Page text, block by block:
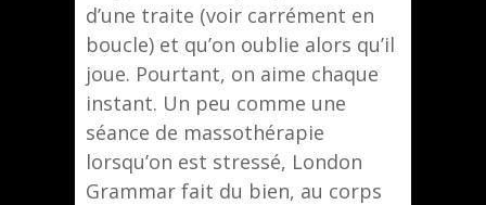
d’une traite (voir carrément en
boucle) et qu’on oublie alors qu’il
joue. Pourtant, on aime chaque
instant. Un peu comme une
séance de massothérapie
lorsqu’on est stressé, London
Grammar fait du bien, au corps